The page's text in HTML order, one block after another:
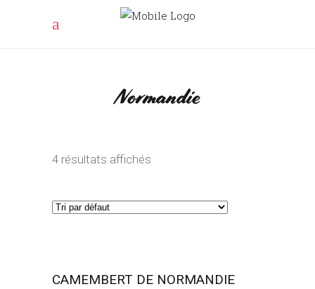
Normandie
4 résultats affichés
CAMEMBERT DE NORMANDIE